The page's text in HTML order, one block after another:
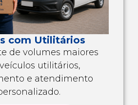
com Utilitários
de volumes maiores
utilitários,
e atendimento